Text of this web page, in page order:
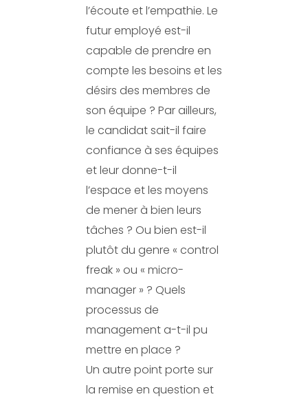
l’écoute et l’empathie. Le
futur employé est-il
capable de prendre en
compte les besoins et les
désirs des membres de
son équipe ? Par ailleurs,
le candidat sait-il faire
confiance à ses équipes
et leur donne-t-il
l’espace et les moyens
de mener à bien leurs
tâches ? Ou bien est-il
plutôt du genre « control
freak » ou « micro-
manager » ? Quels
processus de
management a-t-il pu
mettre en place ?
Un autre point porte sur
la remise en question et